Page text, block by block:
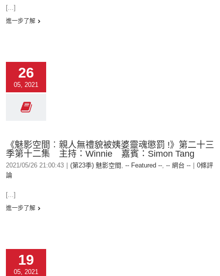
[...]
進一步了解
26
05, 2021
《魅影空間︰親人無禮貌被姨婆靈魂懲罰 !》第二十三
季第十二集 主持：Winnie 嘉賓：Simon Tang
2021/05/26 21:00:43 (第23季) 魅影空間 , -- Featured --, -- 網台 --
0條評
論
[...]
進一步了解
19
05, 2021